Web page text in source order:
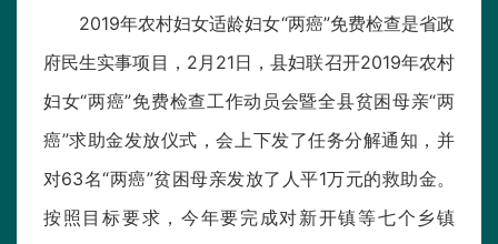
2019年农村妇女适龄妇女“两癌”免费检查是省政
府民生实事项目，2月21日，县妇联召开2019年农村
妇女“两癌”免费检查工作动员会暨全县贫困母亲“两
癌”求助金发放仪式，会上下发了任务分解通知，并
对63名“两癌”贫困母亲发放了人平1万元的救助金。
按照目标要求，今年要完成对新开镇等七个乡镇